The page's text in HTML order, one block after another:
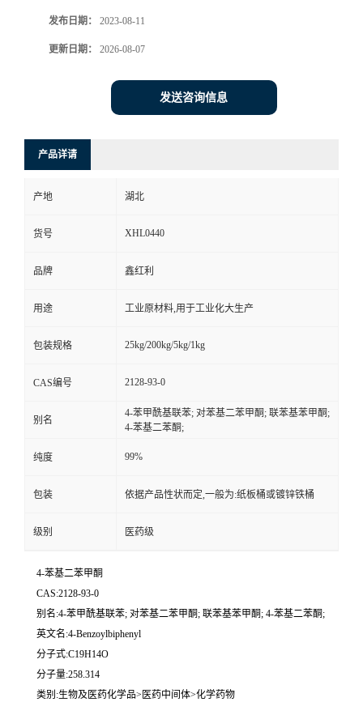
发布日期： 2023-08-11
更新日期： 2026-08-07
发送咨询信息
产品详请
产地 湖北
货号 XHL0440
品牌 鑫红利
用途 工业原材料,用于工业化大生产
包装规格 25kg/200kg/5kg/1kg
CAS编号 2128-93-0
别名
4-苯甲酰基联苯; 对苯基二苯甲酮; 联苯基苯甲酮;
4-苯基二苯酮;
纯度 99%
包装 依据产品性状而定,一般为:纸板桶或镀锌铁桶
级别 医药级
4-苯基二苯甲酮
CAS:2128-93-0
别名:4-苯甲酰基联苯; 对苯基二苯甲酮; 联苯基苯甲酮; 4-苯基二苯酮;
英文名:4-Benzoylbiphenyl
分子式:C19H14O
分子量:258.314
类别:生物及医药化学品>医药中间体>化学药物